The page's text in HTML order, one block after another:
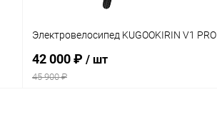
Электровелосипед KUGOOKIRIN V1 PRO
42 000 ₽ / шт
45 900 ₽